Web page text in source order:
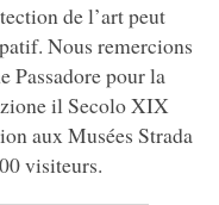
de l’art peut
Nous remercions
Passadore pour la
il Secolo XIX
aux Musées Strada
visiteurs.